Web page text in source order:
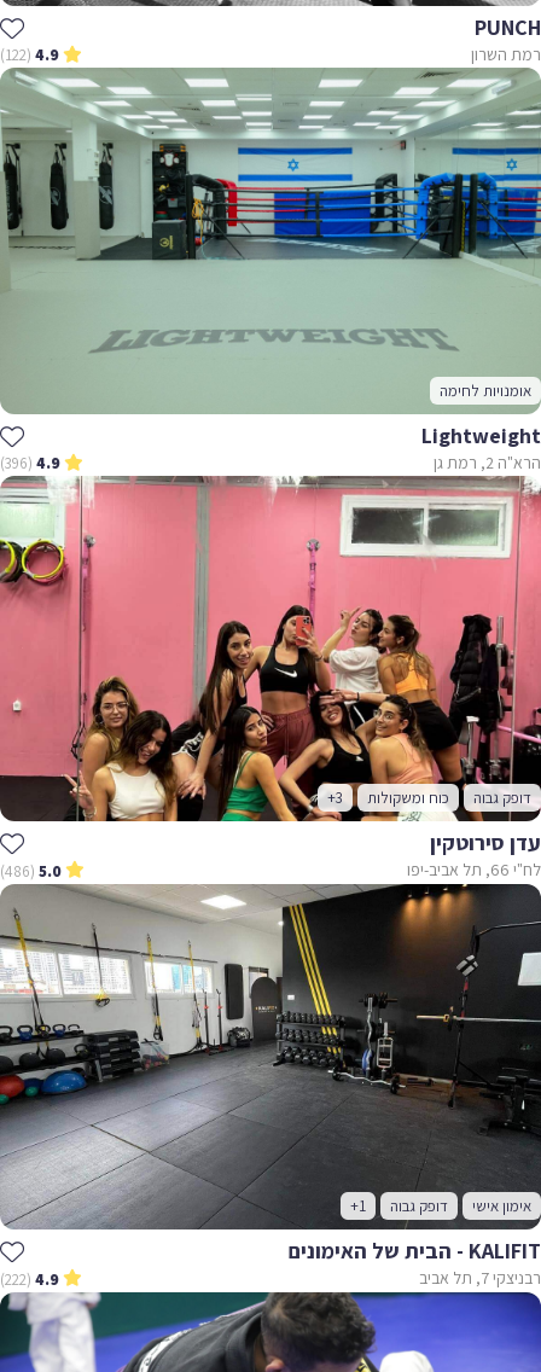
PUNCH
רמת השרון 4.9
(122)
אומנויות לחימה
Lightweight
הרא"ה 2, רמת גן 4.9
(396)
דופק גבוה כוח ומשקולות +3
עדן סירוטקין
לח"י 66, תל אביב-יפו 5.0
(486)
אימון אישי דופק גבוה +1
KALIFIT - הבית של האימונים
רבניצקי 7, תל אביב 4.9
(222)